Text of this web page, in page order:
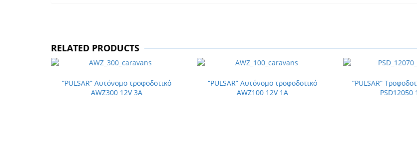
RELATED PRODUCTS
“PULSAR” Αυτόνομο τροφοδοτικό
AWZ300 12V 3A
“PULSAR” Αυτόνομο τροφοδοτικό
AWZ100 12V 1A
“PULSAR”
PSD12050